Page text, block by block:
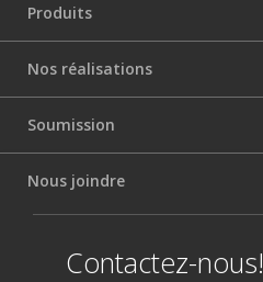
Produits
Nos réalisations
Soumission
Soumission patio
Nous joindre
Contactez-nous!